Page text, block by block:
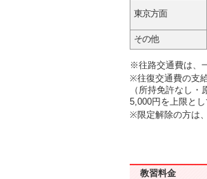
東京方面
その他
※往路交通費は、
※往復交通費の支
（所持免許なし
5,000円を上限とし
※限定解除の方は
教習料金